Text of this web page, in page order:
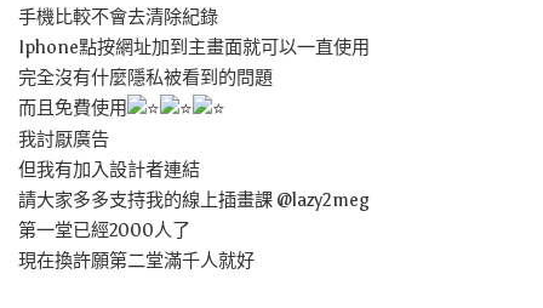
手機比較不會去清除紀錄
Iphone點按網址加到主畫面就可以一直使用
完全沒有什麼隱私被看到的問題
而且免費使用
我討厭廣告
但我有加入設計者連結
請大家多多支持我的線上插畫課 @lazy2meg
第一堂已經2000人了
現在換許願第二堂滿千人就好